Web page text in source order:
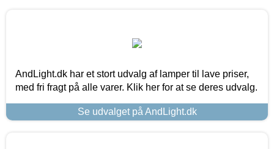
AndLight.dk har et stort udvalg af lamper til lave priser,
med fri fragt på alle varer. Klik her for at se deres udvalg.
Se udvalget på AndLight.dk